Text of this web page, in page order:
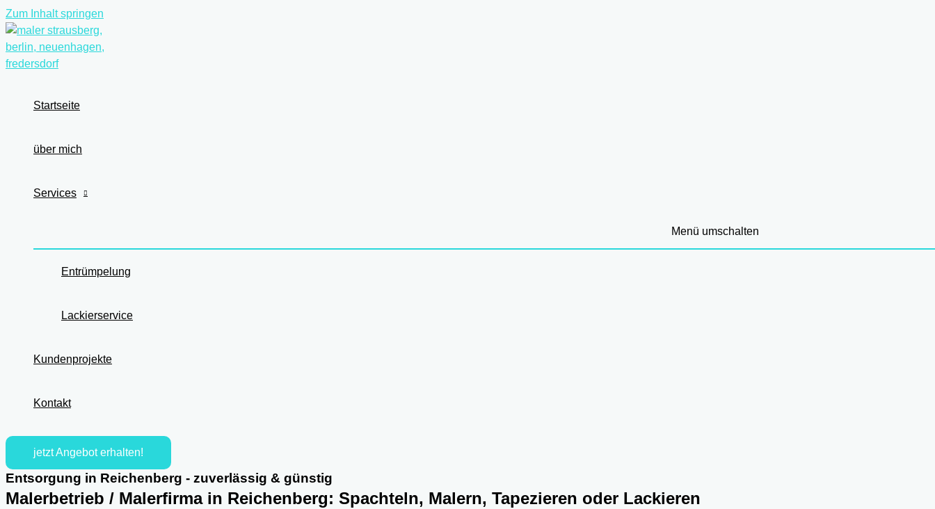
Zum Inhalt springen
Startseite
über mich
Services
Menü umschalten
Entrümpelung
Lackierservice
Kundenprojekte
Kontakt
jetzt Angebot erhalten!
Entsorgung in Reichenberg - zuverlässig & günstig
Malerbetrieb / Malerfirma in Reichenberg: Spachteln, Malern, Tapezieren oder Lackieren